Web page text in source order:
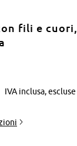
fili e cuori,
IVA inclusa, escluse